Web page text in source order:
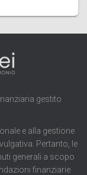
gestito
e alla gestione
Pertanto, le
generali a scopo
finanziarie